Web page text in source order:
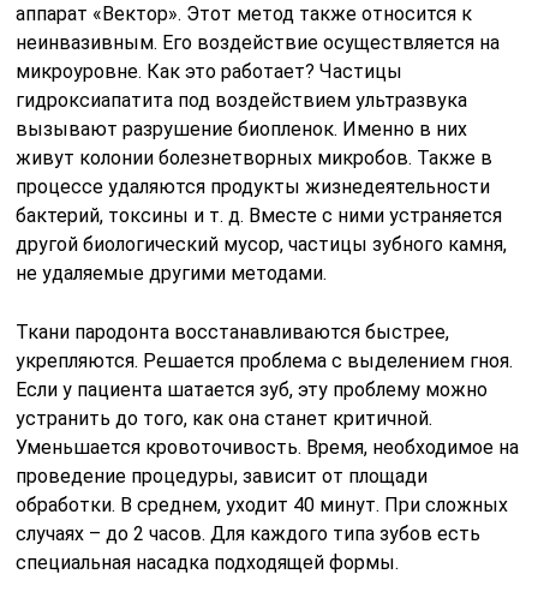
аппарат «Вектор». Этот метод также относится к
неинвазивным. Его воздействие осуществляется на
микроуровне. Как это работает? Частицы
гидроксиапатита под воздействием ультразвука
вызывают разрушение биопленок. Именно в них
живут колонии болезнетворных микробов. Также в
процессе удаляются продукты жизнедеятельности
бактерий, токсины и т. д. Вместе с ними устраняется
другой биологический мусор, частицы зубного камня,
не удаляемые другими методами.
Ткани пародонта восстанавливаются быстрее,
укрепляются. Решается проблема с выделением гноя.
Если у пациента шатается зуб, эту проблему можно
устранить до того, как она станет критичной.
Уменьшается кровоточивость. Время, необходимое на
проведение процедуры, зависит от площади
обработки. В среднем, уходит 40 минут. При сложных
случаях – до 2 часов. Для каждого типа зубов есть
специальная насадка подходящей формы.